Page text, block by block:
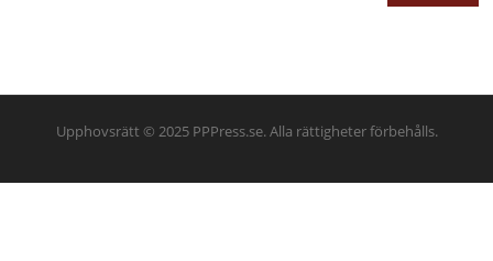
Upphovsrätt © 2025 PPPress.se. Alla rättigheter förbehålls.